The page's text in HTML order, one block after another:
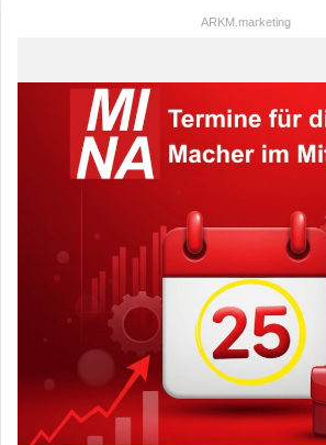
ARKM.marketing